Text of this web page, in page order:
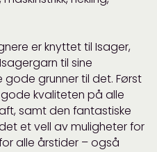
er knyttet til Isager,
til sine
grunner til det. Først
kvaliteten på alle
samt den fantastiske
et vell av muligheter for
alle årstider – også